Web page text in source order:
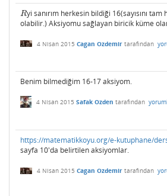
R
R yi sanırım herkesin bildiği 16(sayısını tam
olabilir.) Aksiyomu sağlayan biricik küme
4 Nisan 2015 Cagan Ozdemir tarafından
Benim bilmediğim 16-17 aksiyom.
4 Nisan 2015 Safak Ozden tarafından
https://matematikkoyu.org/e-kutuphane/
sayfa 10'da belirtilen aksiyomlar.
4 Nisan 2015 Cagan Ozdemir tarafından